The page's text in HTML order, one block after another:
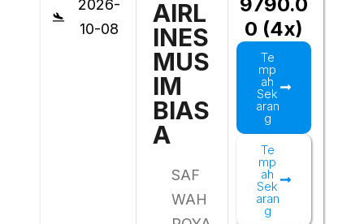
2026-
10-08
AIRL
INES
MUS
IM
BIAS
A
SAF
WAH
0 (4x)
Te
mp
ah
Sek
aran
g
Te
mp
ah
Sek
aran
g